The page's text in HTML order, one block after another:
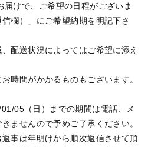
けで、ご希望の日程がございま
欄）」にご希望納期を明記下さ
配送状況によってはご希望に添え
時間がかかるものもございます。
05（日）までの期間は電話、メ
ませんので予めご了承ください。
事は年明けから順次返信させて頂